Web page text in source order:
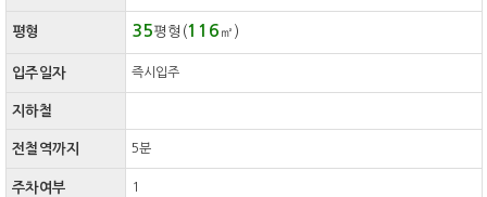
평형 35평형(116 ㎡)
입주일자 즉시입주
지하철
전철역까지 5분
주차여부 1